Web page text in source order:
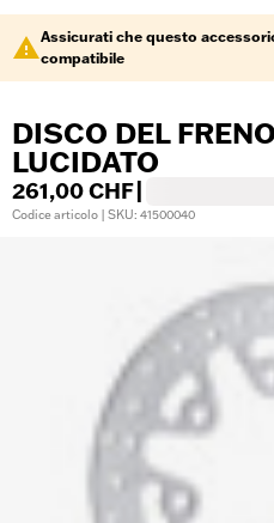
Assicurati che questo
compatibile
DISCO DEL
LUCIDATO
261,00 CHF
Codice articolo | SKU: 41500040